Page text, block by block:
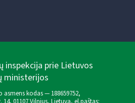
inspekcija prie Lietuvos
ministerijos
kodas — 188659752,